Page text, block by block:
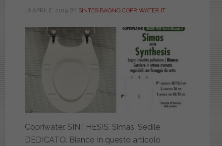
16 APRILE, 2019BY SINTESIBAGNO COPRIWATER.IT
Copriwater. SINTHESIS. Simas. Sedile
DEDICATO. Bianco In questo articolo